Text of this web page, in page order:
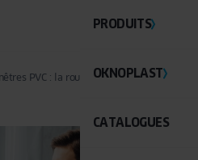
PRODUITS
OKNOPLAST
CATALOGUES
PVC : la routine complète en 5 étapes
SAUVEGARDER